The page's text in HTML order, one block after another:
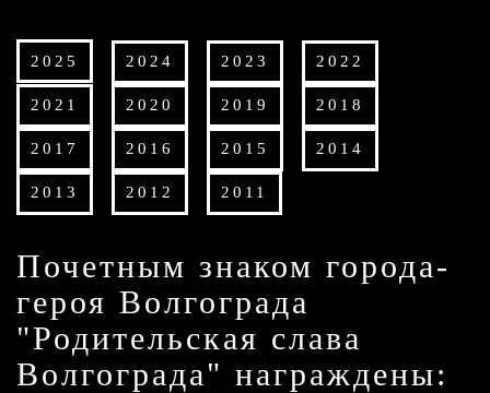
2025 2024 2023 2022
2021 2020 2019 2018
2017 2016 2015 2014
2013 2012 2011
Почетным знаком города-
героя Волгограда
"Родительская слава
Волгограда" награждены: